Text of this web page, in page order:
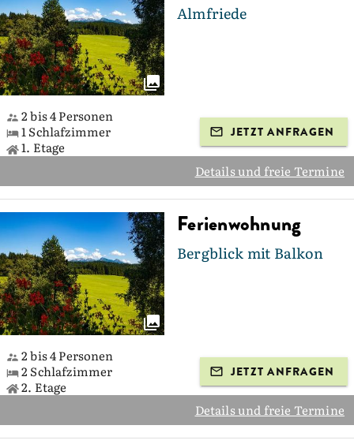
Almfriede
2 bis 4 Personen
1 Schlafzimmer
1. Etage
JETZT ANFRAGEN
Details und freie Termine
Ferienwohnung
Bergblick mit Balkon
2 bis 4 Personen
2 Schlafzimmer
2. Etage
JETZT ANFRAGEN
Details und freie Termine